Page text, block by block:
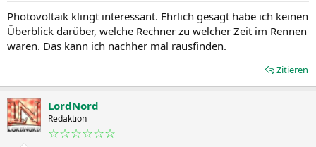
Photovoltaik klingt interessant. Ehrlich gesagt habe ich keinen
Überblick darüber, welche Rechner zu welcher Zeit im Rennen
waren. Das kann ich nachher mal rausfinden.
Zitieren
LordNord
Redaktion
☆☆☆☆☆☆